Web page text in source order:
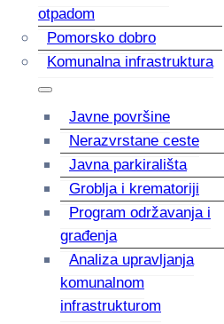
otpadom
Pomorsko dobro
Komunalna infrastruktura
Javne površine
Nerazvrstane ceste
Javna parkirališta
Groblja i krematoriji
Program održavanja i
građenja
Analiza upravljanja
komunalnom
infrastrukturom